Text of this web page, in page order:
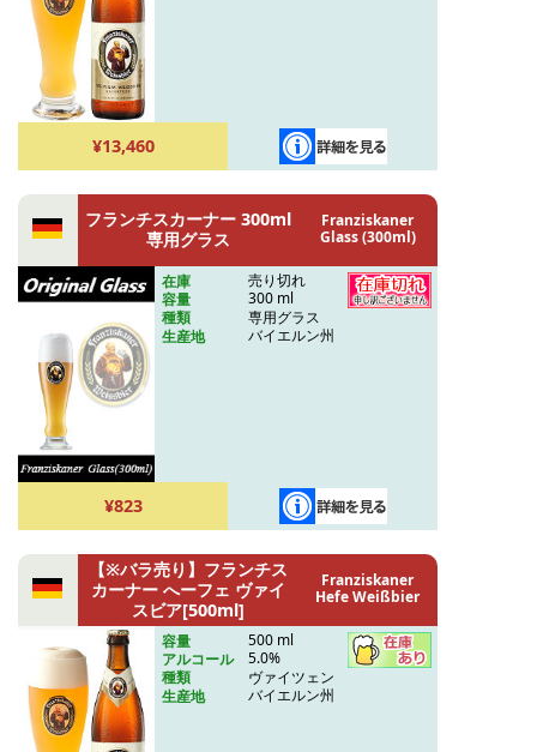
¥13,460
フランチスカーナー 300ml
専用グラス
Franziskaner
Glass (300ml)
在庫
売り切れ
容量
300 ml
種類
専用グラス
生産地
バイエルン州
¥823
【※バラ売り】フランチス
カーナー へーフェ ヴァイ
スビア[500ml]
Franziskaner
Hefe Weißbier
容量
500 ml
アルコール
5.0%
種類
ヴァイツェン
生産地
バイエルン州